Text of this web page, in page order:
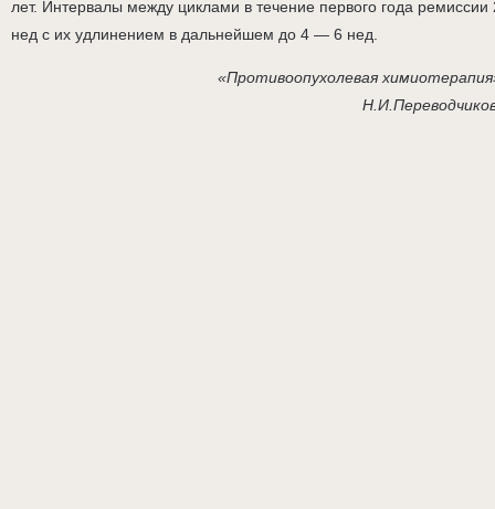
лет. Интервалы между циклами в течение первого года ремиссии
нед с их удлинением в дальнейшем до 4 — 6 нед.
«Противоопухолевая